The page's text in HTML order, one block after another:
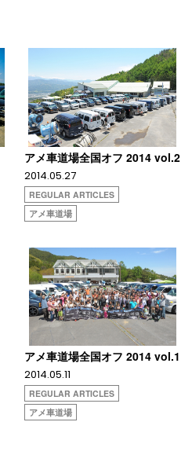
アメ車道場全国オフ 2014 vol.2
2014.05.27
REGULAR ARTICLES
アメ車道場
アメ車道場全国オフ 2014 vol.1
2014.05.11
REGULAR ARTICLES
アメ車道場